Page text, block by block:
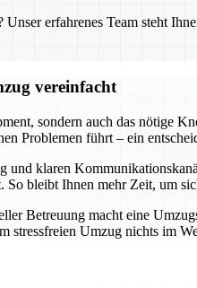
erfahrenes Team steht
vereinfacht
sondern auch das nötige
Problemen führt – ein
klaren
bleibt Ihnen mehr Zeit, um
Betreuung macht eine
stressfreien Umzug nichts im